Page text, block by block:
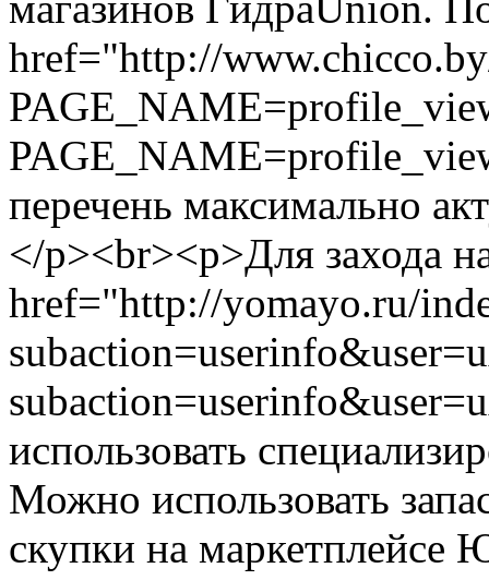
href="http://
перечень максимально
</p><br><p>Для захода
href="http://yomayo.ru/
использовать
Можно использовать
скупки на